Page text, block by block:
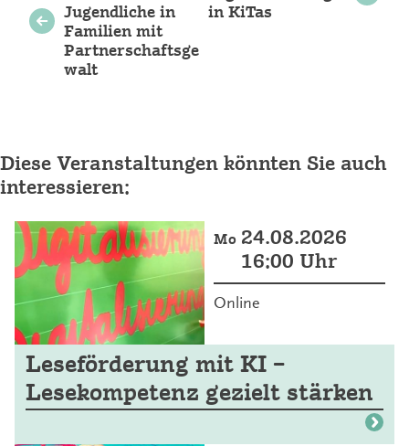
Jugendliche in
Familien mit
Partnerschaftsge
walt
in KiTas
Diese Veranstaltungen könnten Sie auch
interessieren:
Mo 24.08.2026
16:00 Uhr
Online
Leseförderung mit KI –
Lesekompetenz gezielt stärken